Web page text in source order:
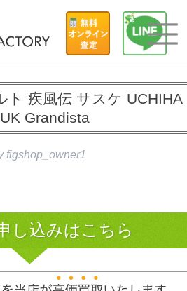
ト 疾風伝 サスケ UCHIHA
Grandista
figshop_owner1
し込みはこちら